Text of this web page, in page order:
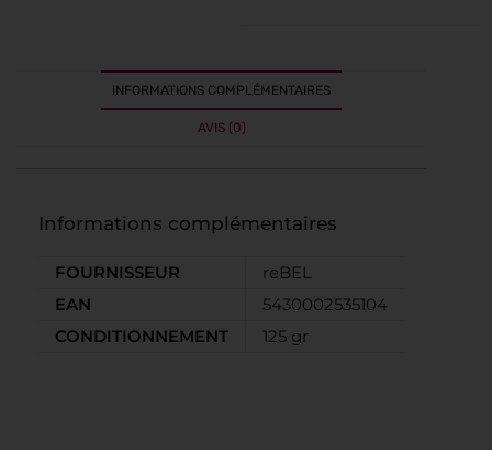
INFORMATIONS COMPLÉMENTAIRES
AVIS (0)
Informations complémentaires
FOURNISSEUR
reBEL
EAN
5430002535104
CONDITIONNEMENT
125 gr